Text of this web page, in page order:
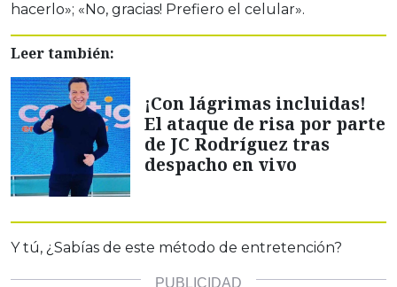
hacerlo»; «No, gracias! Prefiero el celular».
Leer también:
¡Con lágrimas incluidas!
El ataque de risa por parte
de JC Rodríguez tras
despacho en vivo
Y tú, ¿Sabías de este método de entretención?